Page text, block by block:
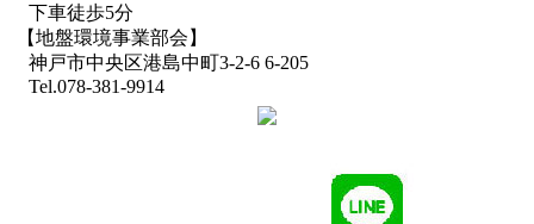
下車徒歩5分
【地盤環境事業部会】
神戸市中央区港島中町3-2-6 6-205
Tel.078-381-9914